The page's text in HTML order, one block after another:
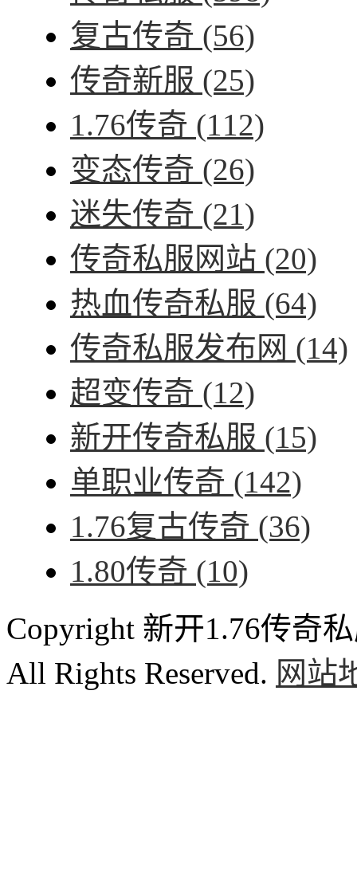
复古传奇 (56)
传奇新服 (25)
1.76传奇 (112)
变态传奇 (26)
迷失传奇 (21)
传奇私服网站 (20)
热血传奇私服 (64)
传奇私服发布网 (14)
超变传奇 (12)
新开传奇私服 (15)
单职业传奇 (142)
1.76复古传奇 (36)
1.80传奇 (10)
Copyright 新开1.76传奇
All Rights Reserved. 网站